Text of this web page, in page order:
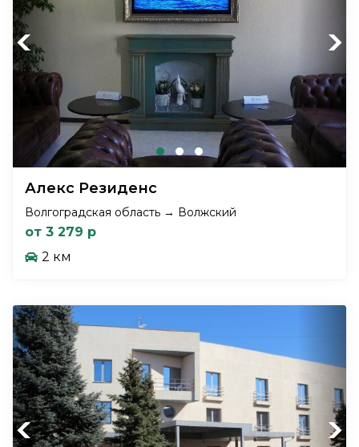
Previous Next
Алекс Резиденс
Волгоградская область → Волжский
от 3 279 р
2 км
Previous Next